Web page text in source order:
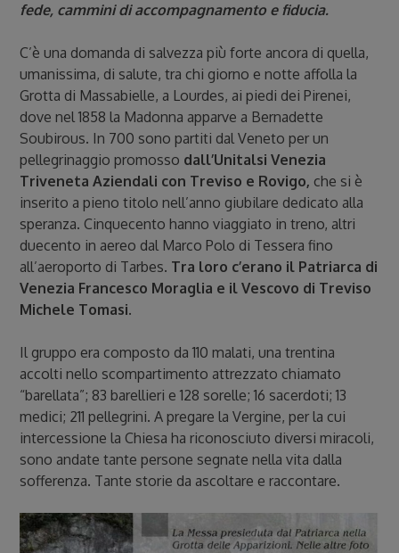
fede, cammini di accompagnamento e fiducia.
C’è una domanda di salvezza più forte ancora di quella,
umanissima, di salute, tra chi giorno e notte affolla la
Grotta di Massabielle, a Lourdes, ai piedi dei Pirenei,
dove nel 1858 la Madonna apparve a Bernadette
Soubirous. In 700 sono partiti dal Veneto per un
pellegrinaggio promosso dall’Unitalsi Venezia
Triveneta Aziendali con Treviso e Rovigo, che si è
inserito a pieno titolo nell’anno giubilare dedicato alla
speranza. Cinquecento hanno viaggiato in treno, altri
duecento in aereo dal Marco Polo di Tessera fino
all’aeroporto di Tarbes. Tra loro c’erano il Patriarca di
Venezia Francesco Moraglia e il Vescovo di Treviso
Michele Tomasi.
Il gruppo era composto da 110 malati, una trentina
accolti nello scompartimento attrezzato chiamato
“barellata”; 83 barellieri e 128 sorelle; 16 sacerdoti; 13
medici; 211 pellegrini. A pregare la Vergine, per la cui
intercessione la Chiesa ha riconosciuto diversi miracoli,
sono andate tante persone segnate nella vita dalla
sofferenza. Tante storie da ascoltare e raccontare.